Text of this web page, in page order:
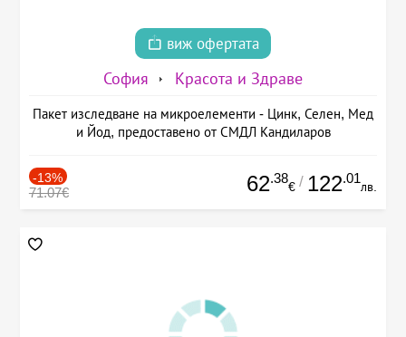
виж офертата
София Красота и Здраве
Пакет изследване на микроелементи - Цинк, Селен, Мед
и Йод, предоставено от СМДЛ Кандиларов
-13%
71.07€ 62.38
€ / 122.01
лв.